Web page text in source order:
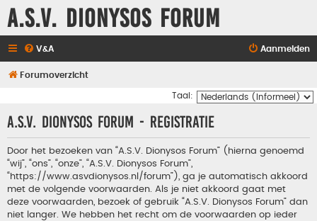
A.S.V. Dionysos Forum
V&A Aanmelden
Forumoverzicht
Taal:
A.S.V. Dionysos Forum - Registratie
Door het bezoeken van “A.S.V. Dionysos Forum” (hierna genoemd
“wij”, “ons”, “onze”, “A.S.V. Dionysos Forum”,
“https://www.asvdionysos.nl/forum”), ga je automatisch akkoord
met de volgende voorwaarden. Als je niet akkoord gaat met
deze voorwaarden, bezoek of gebruik “A.S.V. Dionysos Forum” dan
niet langer. We hebben het recht om de voorwaarden op ieder